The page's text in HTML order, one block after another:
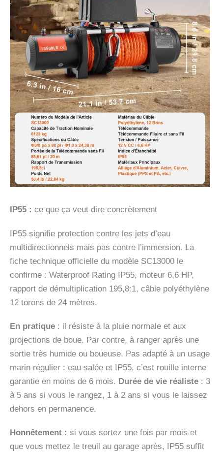
IP55 : ce que ça veut dire concrètement
IP55 signifie protection contre les jets d’eau
multidirectionnels mais pas contre l’immersion. La
fiche technique officielle du modèle SC13000 le
confirme : Waterproof Rating IP55, moteur 6,6 HP,
rapport de démultiplication 195,8:1, câble polyéthylène
12 torons de 24 mètres.
En pratique : il résiste à la pluie normale et aux
projections de boue. Par contre, à ranger après une
sortie très humide ou boueuse. Pas adapté à un usage
marin régulier : eau salée et IP55, c’est rouille interne
garantie en moins de 6 mois. Durée de vie réaliste : 3
à 5 ans si vous le rangez, 1 à 2 ans si vous le laissez
dehors en permanence.
Honnêtement : si vous sortez une fois par mois et
que vous mettez le treuil au garage après, IP55 suffit